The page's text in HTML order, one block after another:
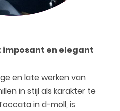
imposant en elegant
en late werken van
in stijl als karakter te
in d-moll, is